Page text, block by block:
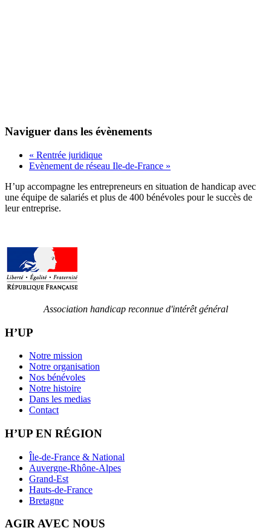
Naviguer dans les évènements
« Rentrée juridique
Evènement de réseau Ile-de-France »
H’up accompagne​​ les entrepreneurs en situation de handicap avec
une équipe de salariés et plus de 400 bénévoles pour le succès de
leur entreprise.
Association handicap reconnue d'intérêt général
H’UP
Notre mission
Notre organisation
Nos bénévoles
Notre histoire
Dans les medias
Contact
H’UP EN RÉGION
Île-de-France & National
Auvergne-Rhône-Alpes
Grand-Est
Hauts-de-France
Bretagne
AGIR AVEC NOUS